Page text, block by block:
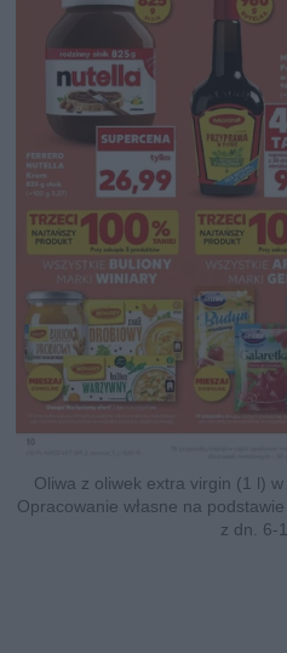
Oliwa z oliwek extra virgin (1 l)
Opracowanie własne na
z dn. 6-